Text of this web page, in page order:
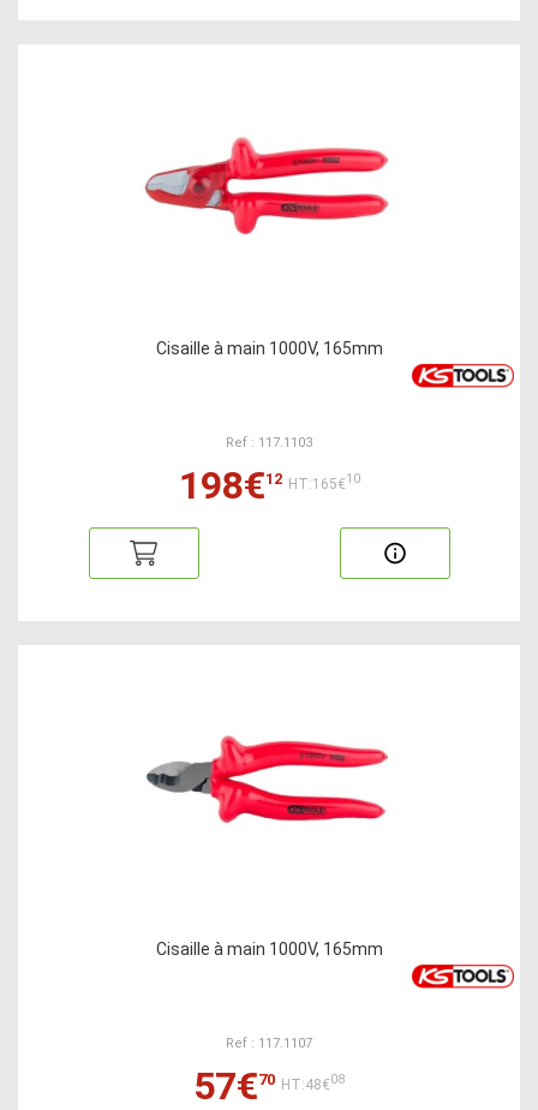
Cisaille à main 1000V, 165mm
Ref : 117.1103
198€12 HT:165€10
Cisaille à main 1000V, 165mm
Ref : 117.1107
57€70 HT:48€08